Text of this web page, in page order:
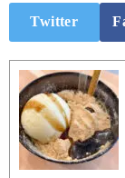
Twitter